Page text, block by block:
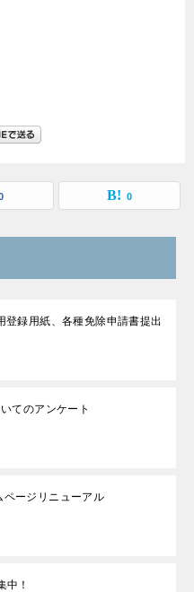
0
録用紙、各種免除申請書提出
てのアンケート
ージリニューアル
中！